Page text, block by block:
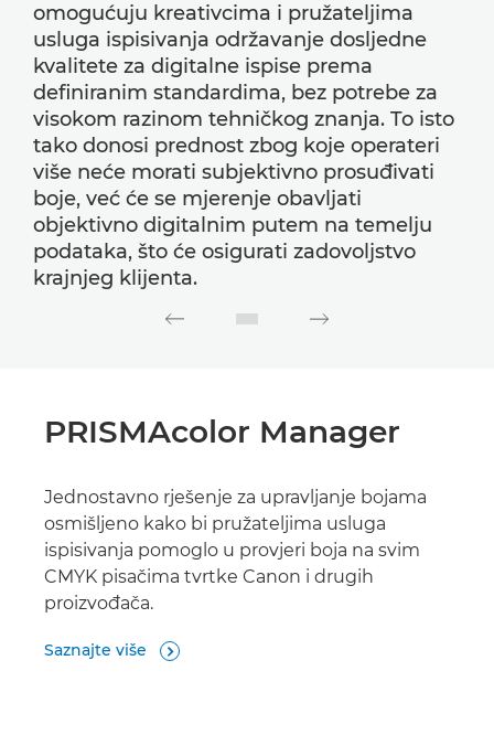
omogućuju kreativcima i pružateljima
usluga ispisivanja održavanje dosljedne
kvalitete za digitalne ispise prema
definiranim standardima, bez potrebe za
visokom razinom tehničkog znanja. To isto
tako donosi prednost zbog koje operateri
više neće morati subjektivno prosuđivati
boje, već će se mjerenje obavljati
objektivno digitalnim putem na temelju
podataka, što će osigurati zadovoljstvo
krajnjeg klijenta.
PRISMAcolor Manager
Jednostavno rješenje za upravljanje bojama
osmišljeno kako bi pružateljima usluga
ispisivanja pomoglo u provjeri boja na svim
CMYK pisačima tvrtke Canon i drugih
proizvođača.
Saznajte više 